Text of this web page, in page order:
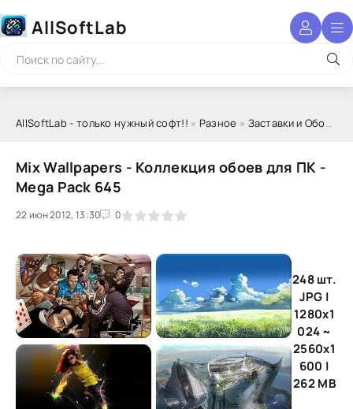
AllSoftLab
AllSoftLab - только нужный софт!! » Разное » Заставки и Обои
Mix Wallpapers - Коллекция обоев для ПК -
Mega Pack 645
22 июн 2012, 13:30 0
1 2 3 4 5
248 шт.
JPG |
1280x1
024 ~
2560x1
600 |
262 MB